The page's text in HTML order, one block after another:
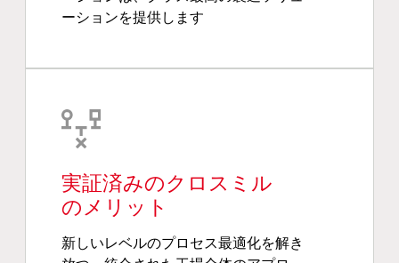
ーションを提供します
実証済みのクロスミル
のメリット
新しいレベルのプロセス最適化を解き